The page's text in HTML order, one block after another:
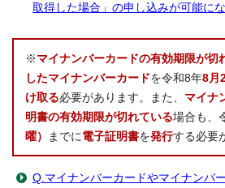
取得した場合」の申し込みが可能に
※ マイナンバーカードの有効期限が切
したマイナンバーカードを令和8年8月
け取る必要があります。また、 マイナ
明書の有効期限が切れている場合も、
曜）
までに 電子証明書を発行する必要
Q.マイナンバーカードやマイナンバ